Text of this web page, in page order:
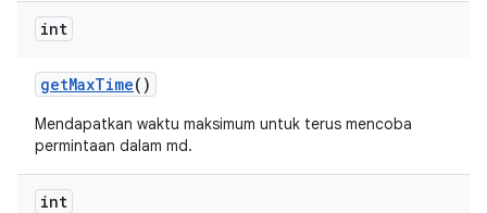
int
getMaxTime()
Mendapatkan waktu maksimum untuk terus mencoba
permintaan dalam md.
int